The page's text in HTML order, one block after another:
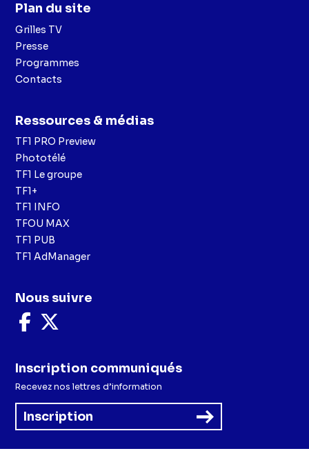
Plan du site
Grilles TV
Presse
Programmes
Contacts
Ressources & médias
TF1 PRO Preview
Phototélé
TF1 Le groupe
TF1+
TF1 INFO
TFOU MAX
TF1 PUB
TF1 AdManager
Nous suivre
Nous
suivre
Facebook
X
Inscription communiqués
Recevez nos lettres d’information
Inscription